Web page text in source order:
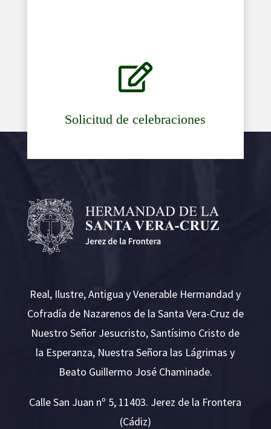

Solicitud de celebraciones
Real, Ilustre, Antigua y Venerable Hermandad y
Cofradía de Nazarenos de la Santa Vera-Cruz de
Nuestro Señor Jesucristo, Santísimo Cristo de
la Esperanza, Nuestra Señora las Lágrimas y
Beato Guillermo José Chaminade.
Calle San Juan nº 5, 11403. Jerez de la Frontera
(Cádiz)